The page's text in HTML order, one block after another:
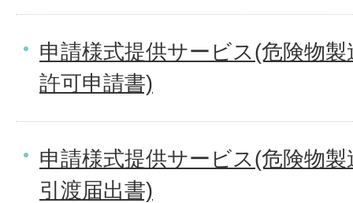
申請様式提供サービス(危険物
許可申請書)
申請様式提供サービス(危険物
引渡届出書)